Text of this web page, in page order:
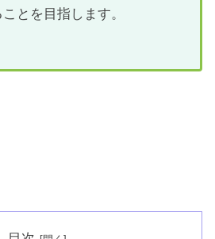
とを目指します。